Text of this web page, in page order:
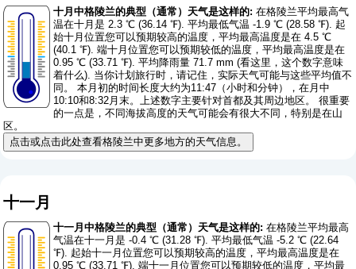
十月中格陵兰的典型（通常）天气是这样的: 在格陵兰平均最高气
温在十月是 2.3 ℃ (36.14 ℉). 平均最低气温 -1.9 ℃ (28.58 ℉). 起
始十月位置您可以预期较高的温度，平均最高温度是在 4.5 ℃
(40.1 ℉). 端十月位置您可以预期较低的温度，平均最高温度是在
0.95 ℃ (33.71 ℉). 平均降雨量 71.7 mm (看这里，这个数字意味
着什么). 当你计划旅行时，请记住，实际天气可能与这些平均值不
同。 本月初的时间长度大约为11:47（小时和分钟），在月中
10:10和8:32月末。上述数字主要针对首都及其周边地区。 很重要
的一点是，不同海拔高度的天气可能会有很大不同，特别是在山
区。
点击或点击此处查看格陵兰中更多地方的天气信息。
十一月
十一月中格陵兰的典型（通常）天气是这样的: 在格陵兰平均最高
气温在十一月是 -0.4 ℃ (31.28 ℉). 平均最低气温 -5.2 ℃ (22.64
℉). 起始十一月位置您可以预期较高的温度，平均最高温度是在
0.95 ℃ (33.71 ℉). 端十一月位置您可以预期较低的温度，平均最